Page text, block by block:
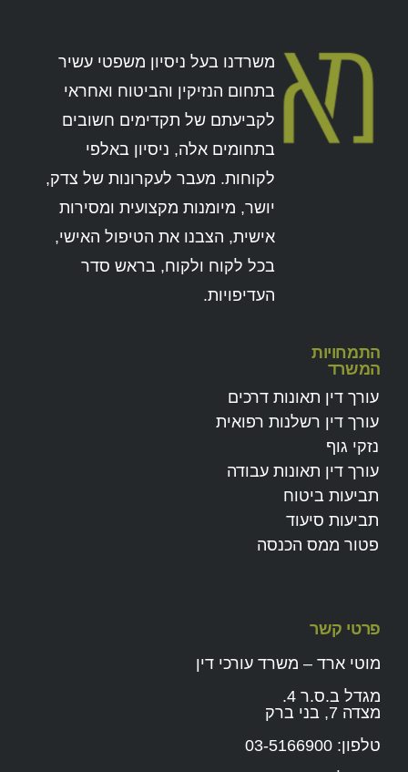
משרדנו בעל ניסיון משפטי עשיר
בתחום הנזיקין והביטוח ואחראי
לקביעתם של תקדימים חשובים
בתחומים אלה, ניסיון באלפי
לקוחות. מעבר לעקרונות של צדק,
יושר, מיומנות מקצועית ומסירות
אישית, הצבנו את הטיפול האישי,
בכל לקוח ולקוח, בראש סדר
העדיפויות.
התמחויות
המשרד
עורך דין תאונות דרכים
עורך דין רשלנות רפואית
נזקי גוף
עורך דין תאונות עבודה
תביעות ביטוח
תביעות סיעוד
פטור ממס הכנסה
פרטי קשר
מוטי ארד – משרד עורכי דין
מגדל ב.ס.ר 4.
מצדה 7, בני ברק
טלפון: 03-5166900